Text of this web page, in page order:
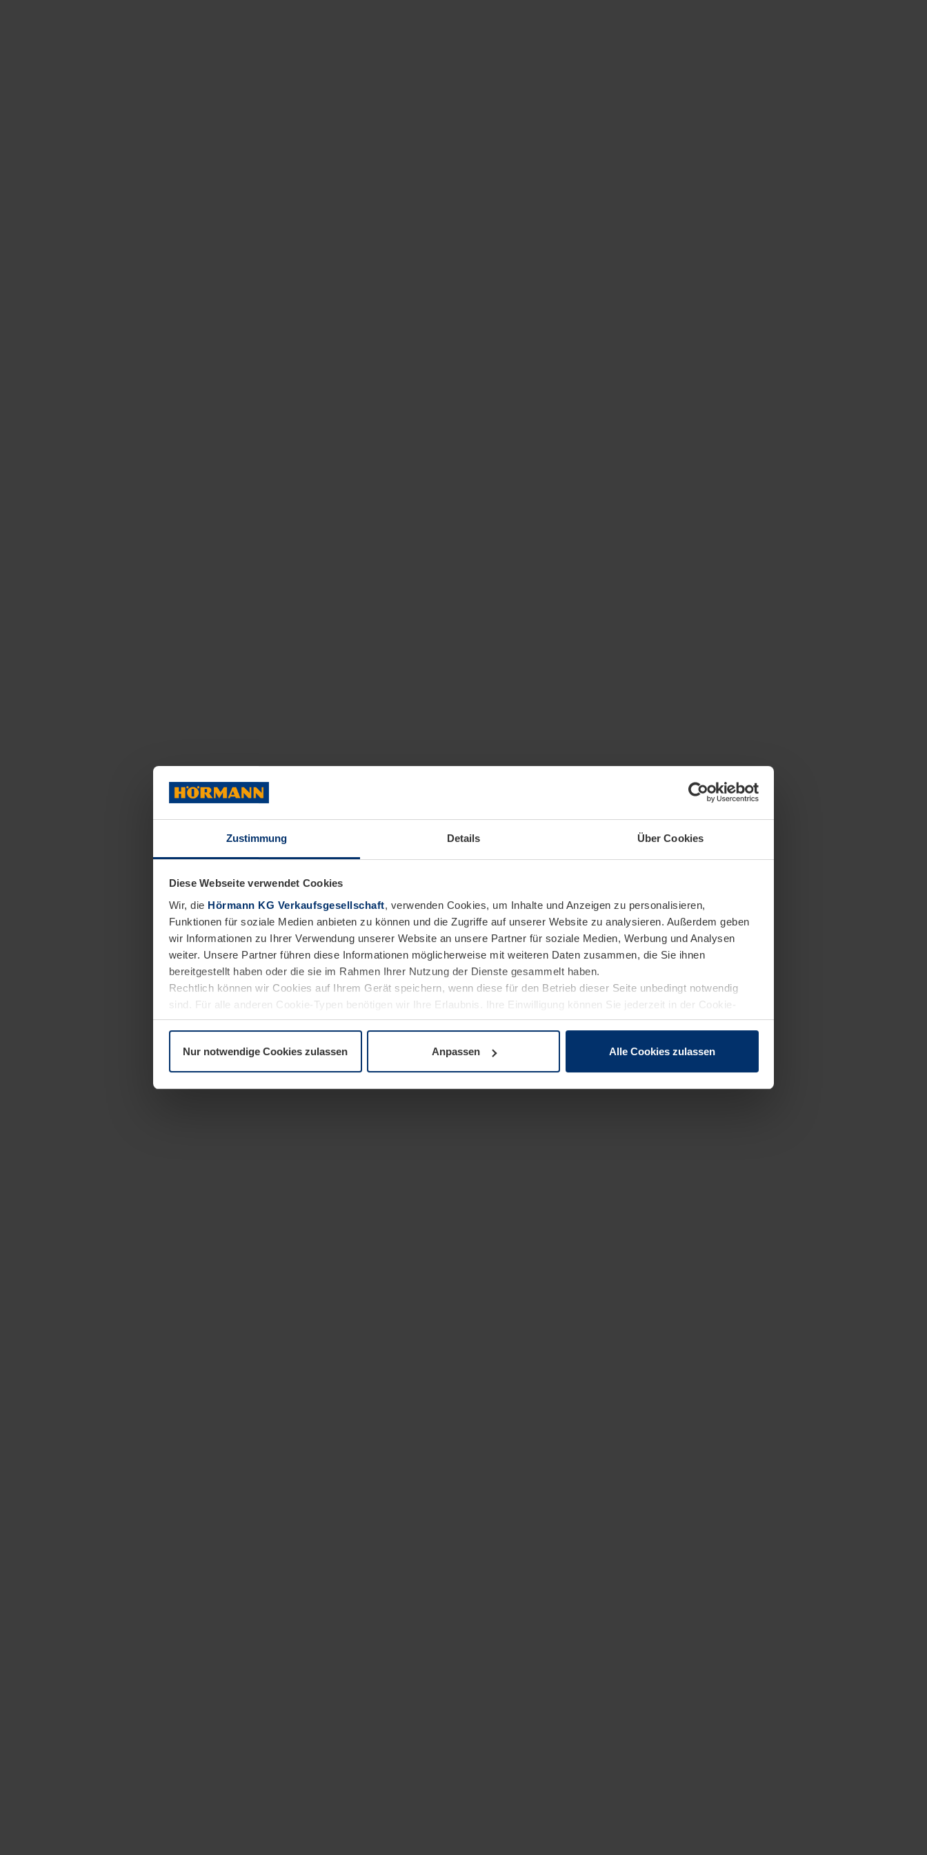
Zustimmung Details Über Cookies
Diese Webseite verwendet Cookies
Wir, die Hörmann KG Verkaufsgesellschaft, verwenden Cookies, um Inhalte und Anzeigen zu personalisieren,
Funktionen für soziale Medien anbieten zu können und die Zugriffe auf unserer Website zu analysieren. Außerdem geben
wir Informationen zu Ihrer Verwendung unserer Website an unsere Partner für soziale Medien, Werbung und Analysen
weiter. Unsere Partner führen diese Informationen möglicherweise mit weiteren Daten zusammen, die Sie ihnen
bereitgestellt haben oder die sie im Rahmen Ihrer Nutzung der Dienste gesammelt haben.
Rechtlich können wir Cookies auf Ihrem Gerät speichern, wenn diese für den Betrieb dieser Seite unbedingt notwendig
sind. Für alle anderen Cookie-Typen benötigen wir Ihre Erlaubnis. Ihre Einwilligung können Sie jederzeit in der Cookie-
Erläuterung auf der SeiteDatenschutzerklärungunserer Website ändern oder widerrufen.
Nur notwendige Cookies zulassen Anpassen Alle Cookies zulassen